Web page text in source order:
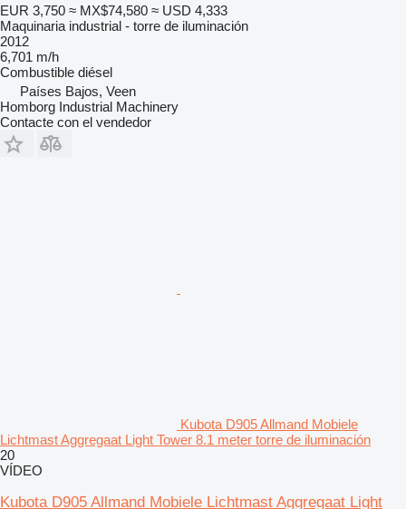
EUR 3,750 ≈ MX$74,580 ≈ USD 4,333
Maquinaria industrial - torre de iluminación
2012
6,701 m/h
Combustible diésel
Países Bajos, Veen
Homborg Industrial Machinery
Contacte con el vendedor
Kubota D905 Allmand Mobiele
Lichtmast Aggregaat Light Tower 8.1 meter torre de iluminación
20
VÍDEO
Kubota D905 Allmand Mobiele Lichtmast Aggregaat Light